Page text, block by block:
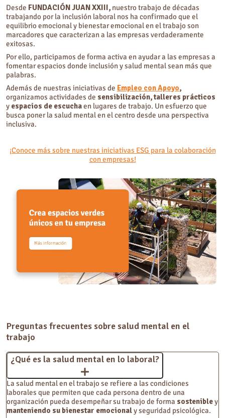
Desde FUNDACIÓN JUAN XXIII, nuestro trabajo de décadas
trabajando por la inclusión laboral nos ha confirmado que el
equilibrio emocional y bienestar emocional en el trabajo son
marcadores que caracterizan a las empresas verdaderamente
exitosas.
Por ello, participamos de forma activa en ayudar a las empresas a
fomentar espacios donde inclusión y salud mental sean más que
palabras.
Además de nuestras iniciativas de Empleo con Apoyo,
organizamos actividades de sensibilización, talleres prácticos
y espacios de escuchaen lugares de trabajo. Un esfuerzo que
busca poner la salud mental en el centro desde una perspectiva
inclusiva.
¡Conoce más sobre nuestras iniciativas ESG para la colaboración
con empresas!
Preguntas frecuentes sobre salud mental en el
trabajo
¿Qué es la salud mental en lo laboral?
La salud mental en el trabajo se refiere a las condiciones
laborales que permiten que cada persona dentro de una
organización pueda desempeñar su trabajo de forma sostenibley
manteniendo su bienestar emocionaly seguridad psicológica.